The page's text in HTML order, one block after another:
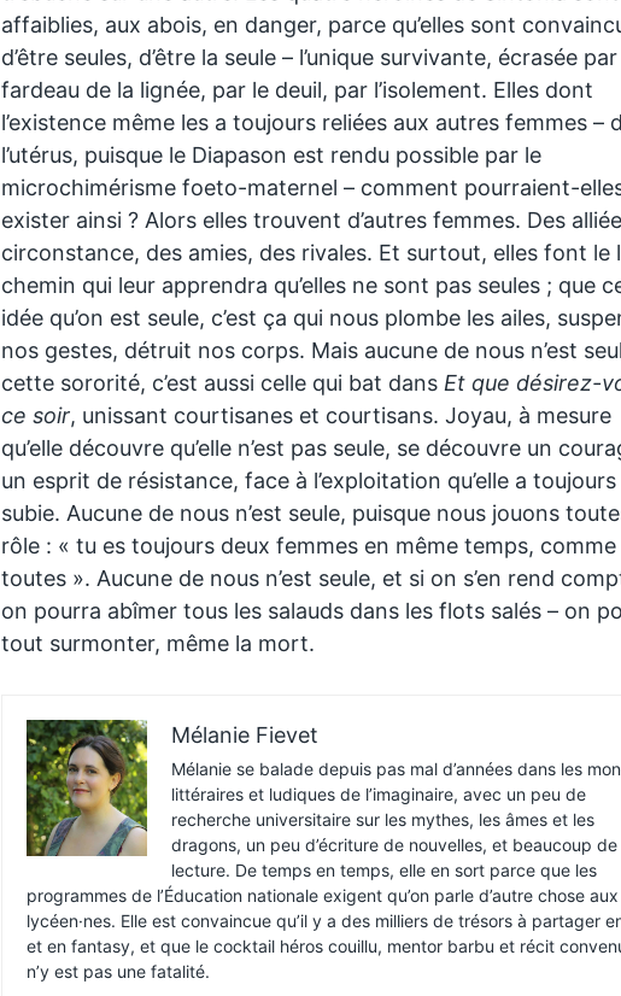
affaiblies, aux abois, en danger, parce qu’elles sont
d’être seules, d’être la seule – l’unique survivante, écrasée
fardeau de la lignée, par le deuil, par l’isolement. Elles dont
l’existence même les a toujours reliées aux autres femmes –
l’utérus, puisque le Diapason est rendu possible par le
microchimérisme foeto-maternel – comment pourraient-
exister ainsi ? Alors elles trouvent d’autres femmes. Des
circonstance, des amies, des rivales. Et surtout, elles font le
chemin qui leur apprendra qu’elles ne sont pas seules ; que
idée qu’on est seule, c’est ça qui nous plombe les ailes,
nos gestes, détruit nos corps. Mais aucune de nous n’est
cette sororité, c’est aussi celle qui bat dans Et que désirez-
ce soir, unissant courtisanes et courtisans. Joyau, à mesure
qu’elle découvre qu’elle n’est pas seule, se découvre un
un esprit de résistance, face à l’exploitation qu’elle a toujours
subie. Aucune de nous n’est seule, puisque nous jouons
rôle : « tu es toujours deux femmes en même temps, comme
toutes ». Aucune de nous n’est seule, et si on s’en rend
on pourra abîmer tous les salauds dans les flots salés – on
tout surmonter, même la mort.
Mélanie Fievet
Mélanie se balade depuis pas mal d’années dans les
littéraires et ludiques de l’imaginaire, avec un peu de
recherche universitaire sur les mythes, les âmes et les
dragons, un peu d’écriture de nouvelles, et beaucoup de
lecture. De temps en temps, elle en sort parce que les
programmes de l’Éducation nationale exigent qu’on parle d’autre chose aux
lycéen·nes. Elle est convaincue qu’il y a des milliers de trésors à partager
et en fantasy, et que le cocktail héros couillu, mentor barbu et récit
n’y est pas une fatalité.